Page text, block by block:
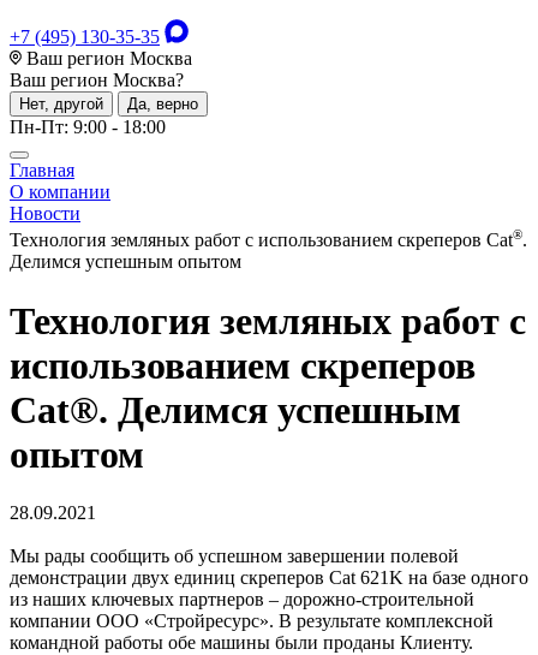
+7 (495) 130-35-35
Ваш регион Москва
Ваш регион Москва?
Нет, другой Да, верно
Пн-Пт: 9:00 - 18:00
Главная
О компании
Новости
Технология земляных работ с использованием скреперов Сat®.
Делимся успешным опытом
Технология земляных работ с
использованием скреперов
Cat®. Делимся успешным
опытом
28.09.2021
Мы рады сообщить об успешном завершении полевой
демонстрации двух единиц скреперов Cat 621K на базе одного
из наших ключевых партнеров – дорожно-строительной
компании ООО «Стройресурс». В результате комплексной
командной работы обе машины были проданы Клиенту.